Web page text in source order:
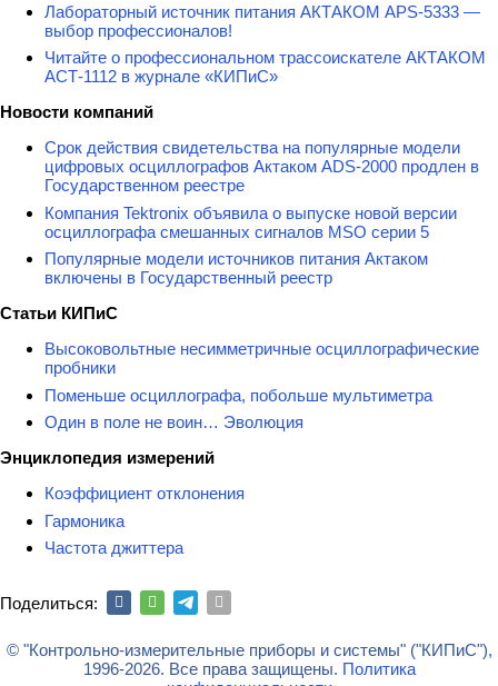
Лабораторный источник питания АКТАКОМ APS-5333 —
выбор профессионалов!
Читайте о профессиональном трассоискателе АКТАКОМ
АСТ-1112 в журнале «КИПиС»
Новости компаний
Срок действия свидетельства на популярные модели
цифровых осциллографов Актаком ADS-2000 продлен в
Государственном реестре
Компания Tektronix объявила о выпуске новой версии
осциллографа смешанных сигналов MSO серии 5
Популярные модели источников питания Актаком
включены в Государственный реестр
Статьи КИПиС
Высоковольтные несимметричные осциллографические
пробники
Поменьше осциллографа, побольше мультиметра
Один в поле не воин… Эволюция
Энциклопедия измерений
Коэффициент отклонения
Гармоника
Частота джиттера
Поделиться:
© "Контрольно-измерительные приборы и системы" ("КИПиС"),
1996-2026. Все права защищены. Политика